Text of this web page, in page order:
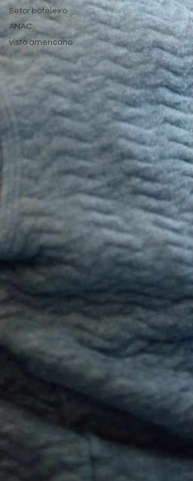
Setor hoteleiro
ANAC
visto americano